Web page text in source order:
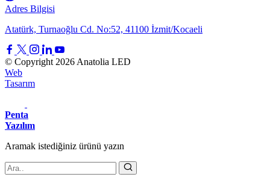
Adres Bilgisi
Atatürk, Turnaoğlu Cd. No:52, 41100 İzmit/Kocaeli
© Copyright 2026 Anatolia LED
Web
Tasarım
Penta
Yazılım
Aramak istediğiniz ürünü yazın